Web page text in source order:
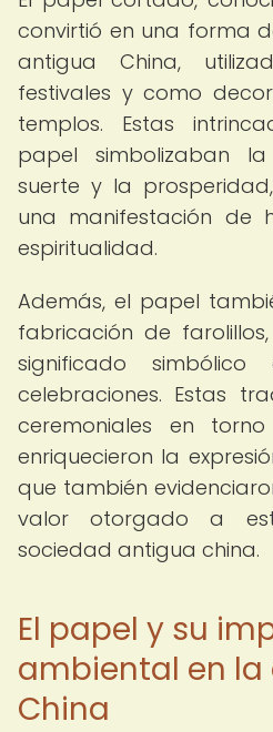
convirtió en una forma
antigua China,
festivales y como
templos. Estas
papel simbolizaban
suerte y la
una manifestación de
espiritualidad.
Además, el papel
fabricación de
significado
celebraciones. Estas
ceremoniales en
enriquecieron la
que también
valor otorgado a
sociedad antigua china.
El papel y su
ambiental en
China